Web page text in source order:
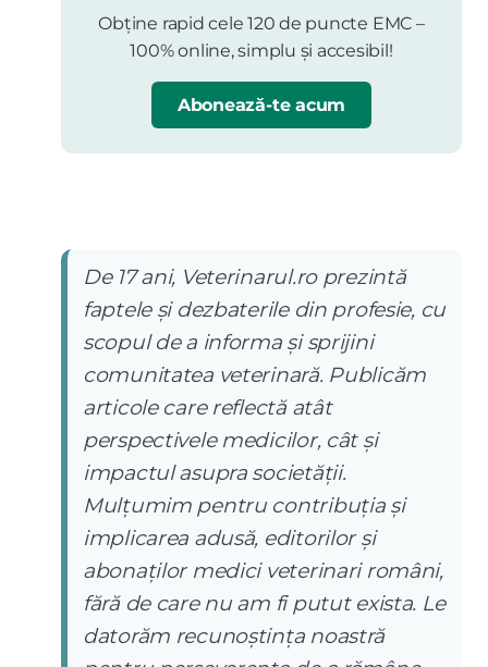
Obține rapid cele 120 de puncte EMC –
100% online, simplu și accesibil!
Abonează-te acum
De 17 ani, Veterinarul.ro prezintă
faptele și dezbaterile din profesie, cu
scopul de a informa și sprijini
comunitatea veterinară. Publicăm
articole care reflectă atât
perspectivele medicilor, cât și
impactul asupra societății.
Mulțumim pentru contribuția și
implicarea adusă, editorilor și
abonaților medici veterinari români,
fără de care nu am fi putut exista. Le
datorăm recunoștința noastră